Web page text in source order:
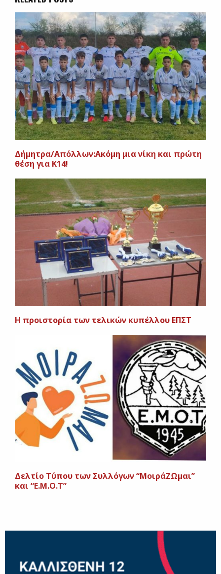
Δήμητρα/Απόλλων:Ακόμη μια νίκη και πρώτη
θέση για Κ14!
Η προιστορία των τελικών κυπέλλου ΕΠΣΤ
Δελτίο Τύπου των Συλλόγων “ΜοιράΖΩμαι”
και “Ε.Μ.Ο.Τ”